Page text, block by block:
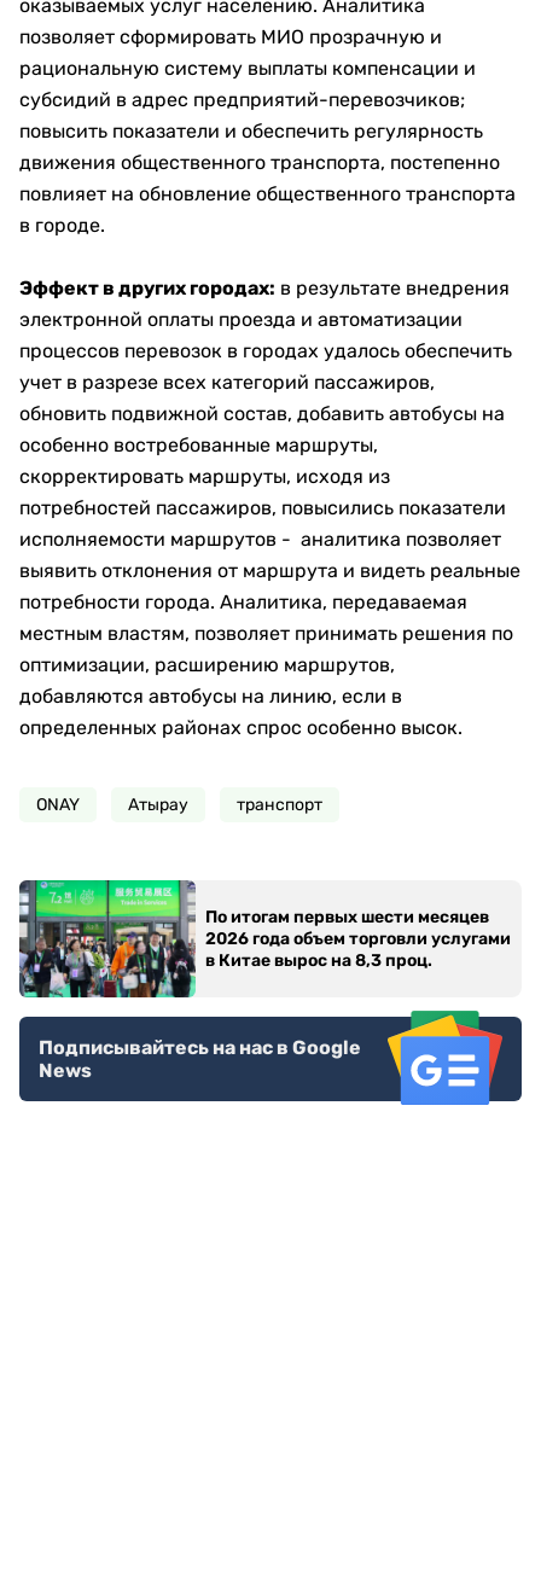
оказываемых услуг населению. Аналитика
позволяет сформировать МИО прозрачную и
рациональную систему выплаты компенсации и
субсидий в адрес предприятий-перевозчиков;
повысить показатели и обеспечить регулярность
движения общественного транспорта, постепенно
повлияет на обновление общественного транспорта
в городе.
Эффект в других городах: в результате внедрения
электронной оплаты проезда и автоматизации
процессов перевозок в городах удалось обеспечить
учет в разрезе всех категорий пассажиров,
обновить подвижной состав, добавить автобусы на
особенно востребованные маршруты,
скорректировать маршруты, исходя из
потребностей пассажиров, повысились показатели
исполняемости маршрутов - аналитика позволяет
выявить отклонения от маршрута и видеть реальные
потребности города. Аналитика, передаваемая
местным властям, позволяет принимать решения по
оптимизации, расширению маршрутов,
добавляются автобусы на линию, если в
определенных районах спрос особенно высок.
ONAY Атырау транспорт
По итогам первых шести месяцев
2026 года объем торговли услугами
в Китае вырос на 8,3 проц.
Подписывайтесь на нас в Google
News